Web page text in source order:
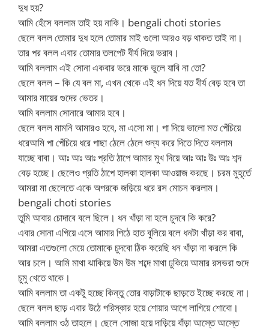
দুধ হয়?
আমি হেঁসে বললাম তাই হয় নাকি। bengali choti stories
ছেলে বলল তোমার দুধ হলে তোমার মাই গুলো আরও বড় থাকত তাই না।
তার পর বলল এবার তোমার তলপেট বীর্য দিয়ে ভরাব।
আমি বললাম এই সোনা একবার ভরে মাকে ভুলে যাবি না তো?
ছেলে বলল – কি যে বল মা, এখন থেকে এই ধন দিয়ে যত বীর্য বেড় হবে তা
আমার মায়ের গুদের ভেতর।
আমি বললাম সোনারে আমার হবে।
ছেলে বলল মামনি আমারও হবে, মা এসো মা। পা দিয়ে ভালো মত পেঁচিয়ে
ধরেআমি পা পেঁচিয়ে ধরে পাছা ঠেলে ঠেলে শুন্য করে দিতে দিতে বললাম
যাচ্ছে বাবা। আঃ আঃ আঃ প্রতি ঠাপে আমার মুখ দিয়ে আঃ আঃ উঃ আঃ শব্দ
বেড় হচ্ছে। ছেলেও প্রতি ঠাপে হালকা হালকা আওয়াজ করছে। চরম মুহূর্তে
আমরা মা ছেলেতে একে অপরকে জড়িয়ে ধরে রস মোচন করলাম।
bengali choti stories
তুমি আবার চোদাবে বলে ছিলে। ধন খাঁড়া না হলে চুদবে কি করে?
এবার সোনা এগিয়ে এসে আমার পিঠে হাত বুলিয়ে বলে ধনটা খাঁড়া কর বাবা,
আমরা এতগুলো মেয়ে তোমাকে চুদবো ঠিক করেছি ধন খাঁড়া না করলে কি
আর চলে। আমি মাথা ঝাকিয়ে উম উম শব্দে মাথা ঢুকিয়ে আমার রসভরা গুদে
চুমু খেতে থাকে।
আমি বললাম তা একটু হচ্ছে কিন্তু তোর বাড়াটাকে ছাড়তে ইচ্ছে করছে না।
ছেলে বলল ছাড় এবার উঠে পরিস্কার হয়ে শোয়ার আগে লাগিয়ে শোবো।
আমি বললাম ওঠ তাহলে। ছেলে সোজা হয়ে দাড়িয়ে বাঁড়া আস্তে আস্তে